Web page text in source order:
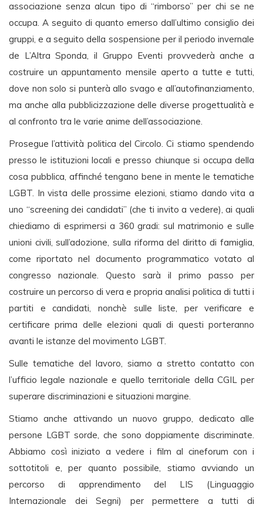
associazione senza alcun tipo di “rimborso” per chi se ne
occupa. A seguito di quanto emerso dall’ultimo consiglio dei
gruppi, e a seguito della sospensione per il periodo invernale
de L’Altra Sponda, il Gruppo Eventi provvederà anche a
costruire un appuntamento mensile aperto a tutte e tutti,
dove non solo si punterà allo svago e all’autofinanziamento,
ma anche alla pubblicizzazione delle diverse progettualità e
al confronto tra le varie anime dell’associazione.
Prosegue l’attività politica del Circolo. Ci stiamo spendendo
presso le istituzioni locali e presso chiunque si occupa della
cosa pubblica, affinché tengano bene in mente le tematiche
LGBT. In vista delle prossime elezioni, stiamo dando vita a
uno “screening dei candidati” (che ti invito a vedere), ai quali
chiediamo di esprimersi a 360 gradi: sul matrimonio e sulle
unioni civili, sull’adozione, sulla riforma del diritto di famiglia,
come riportato nel documento programmatico votato al
congresso nazionale. Questo sarà il primo passo per
costruire un percorso di vera e propria analisi politica di tutti i
partiti e candidati, nonchè sulle liste, per verificare e
certificare prima delle elezioni quali di questi porteranno
avanti le istanze del movimento LGBT.
Sulle tematiche del lavoro, siamo a stretto contatto con
l’ufficio legale nazionale e quello territoriale della CGIL per
superare discriminazioni e situazioni margine.
Stiamo anche attivando un nuovo gruppo, dedicato alle
persone LGBT sorde, che sono doppiamente discriminate.
Abbiamo così iniziato a vedere i film al cineforum con i
sottotitoli e, per quanto possibile, stiamo avviando un
percorso di apprendimento del LIS (Linguaggio
Internazionale dei Segni) per permettere a tutti di